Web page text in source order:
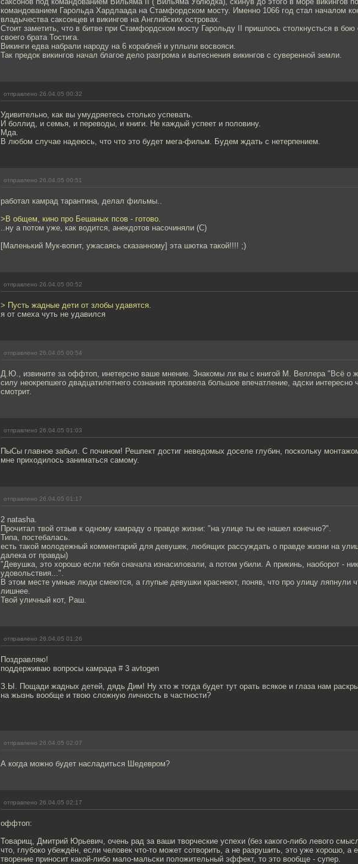
командованием Гарольда Хардлаада на Стамфордском мосту. Именно 1066 год стал началом
владычества саксонцев и викингов на Английских островах.
Стоит заметить, что в битве при Стамфордском мосту Гарольду II пришлось столкнусться в бою
своего брата Тостига.
Викинги едва набрали народу на 6 кораблей и уплыли восвояси.
Так предок викингов начал благое дело разгрома и вытеснения викингов с суверенной земли.
отправлено 26.04.05 00:32
Удивительно, как вы умудряетесь столько успевать.
И боллид, и семья, и переводы, и книги. Не каждый успеет и половину.
Мда.
В любом случае надеюсь, что что это будет мега-фильм. Будем ждать с нетерпением.
отправлено 26.04.05 00:51
работал камрад тарантина, делал фильмы..
>В общем, кино про Бешаных псов - готово.
..ну а потом уже, как водится, анекдотов насочиняли (С)
[Маленький Мук-вопит, ужасаясь сказанному] эта шютка такой!!!! ;)
отправлено 26.04.05 00:52
> Пусть жадные дети от злобы удавятся.
я от смеха чуть не удавился
отправлено 26.04.05 00:54
Д.Ю., извините за оффтоп, инетерсно ваше мнение. Знакомы ли вы с книгой М. Веллера "Всё о
силу неокрепшего двадцатилетнего сознания произвела большое впечатление, адски интересно
смотрит.
отправлено 26.04.05 01:03
ПыСы главное забыл. С почином! Решпект достиг неведомых доселе глубин, поскольку
мне приходилось заниматься самому.
отправлено 26.04.05 01:17
2 natasha.
Прочитал твой отзыв к одному камраду о правде жизни: "на улице ты ее нашел конечно?".
Типа, постебалась.
есть такой молодежный комментарий для девушек, любящих рассуждать о правде жизни на
далека от правды)
"Девушка, это хорошо если тебя сначала изнасиловали, а потом убили. А прикинь, наоборот -
удовольствия...".
В этом месте умные люди смеются, а глупые девушки краснеют, поняв, что про улицу ляпнули
лишнее.
Твой уличный кот, Раш.
отправлено 26.04.05 01:26
Поздравляю!
поддерживаю вопросы камрада # 3 avtogen
З.Ы. Пощади жадных детей, дядь Дим! Ну хто ж тогда будет тут орать всякое и глаза нам
на жызнь вообще и твою сложную личность в частности?
отправлено 26.04.05 02:07
А когда можно будет насладиться Шедевром?
отправлено 26.04.05 02:17
оффтоп:
Товарищ, Дмитрий Юрьевич, очень рад за ваши творческие успехи (без какого-либо левого
что, глубоко убеждён, если человек что-то может сотворить, а не разрушить, это уже хорошо, а
творение приносит какой-либо мало-мальски положительный эффект, то это вообще - супер.